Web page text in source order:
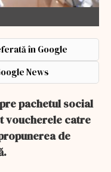
în Google
News
pachetul social
voucherele catre
de